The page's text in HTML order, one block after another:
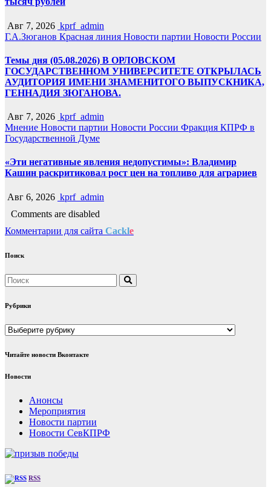
Авг 7, 2026 kprf_admin
Г.А.Зюганов Красная линия Новости партии Новости России
Темы дня (05.08.2026) В ОРЛОВСКОМ
ГОСУДАРСТВЕННОМ УНИВЕРСИТЕТЕ ОТКРЫЛАСЬ
АУДИТОРИЯ ИМЕНИ ЗНАМЕНИТОГО ВЫПУСКНИКА,
ГЕННАДИЯ ЗЮГАНОВА.
Авг 7, 2026 kprf_admin
Мнение Новости партии Новости России Фракция КПРФ в
Государственной Думе
«Эти негативные явления недопустимы»: Владимир
Кашин раскритиковал рост цен на топливо для аграриев
Авг 6, 2026 kprf_admin
Comments are disabled
Комментарии для сайта Cackle
Поиск
Рубрики
Рубрики
Читайте новости Вконтакте
Новости
Анонсы
Мероприятия
Новости партии
Новости СевКПРФ
RSS